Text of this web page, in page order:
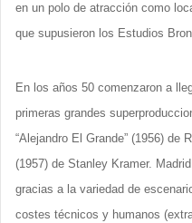
en un polo de atracción como
que supusieron los Estudios
En los años 50 comenzaron a
primeras grandes
“Alejandro El Grande” (1956) de
(1957) de Stanley Kramer.
gracias a la variedad de
costes técnicos y humanos